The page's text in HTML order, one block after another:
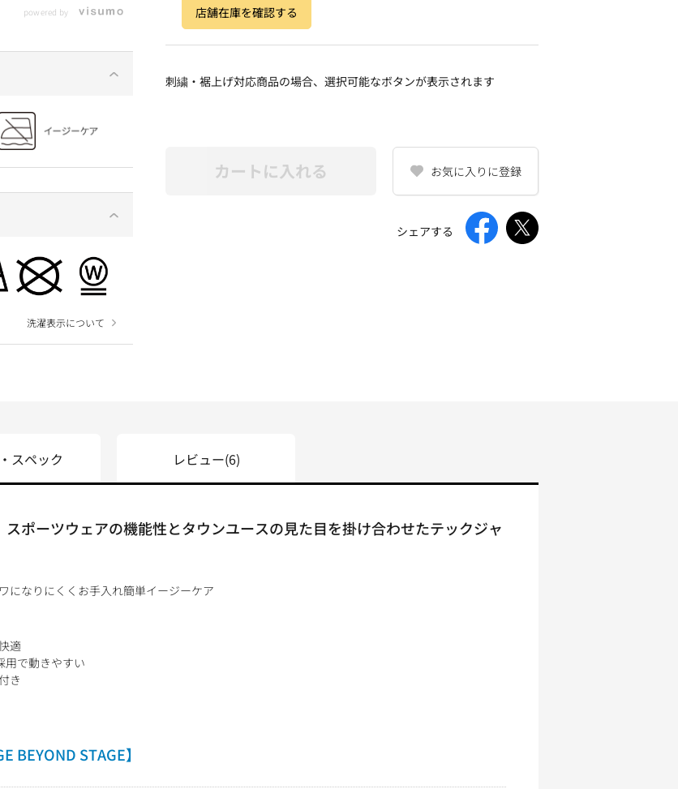
powered by
洗濯表示について
店舗在庫を確認する
刺繍・裾上げ対応商品の場合、選択可能なボタンが表示されます
カートに入れる お気に入りに登録
シェアする
ポーツウェアの機能性とタウンユースの見た目を掛け合わせたテックジャ
になりにくくお手入れ簡単イージーケア
適
用で動きやすい
き
BEYOND STAGE】
スペック レビュー(6)